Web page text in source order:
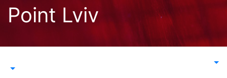
Перейти
Point Lviv